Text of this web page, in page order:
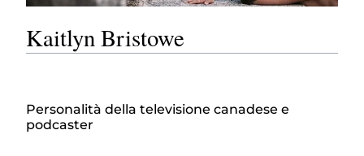
Kaitlyn Bristowe
Personalità della televisione canadese e
podcaster